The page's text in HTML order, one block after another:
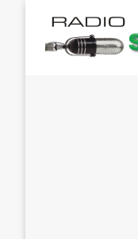
contenido